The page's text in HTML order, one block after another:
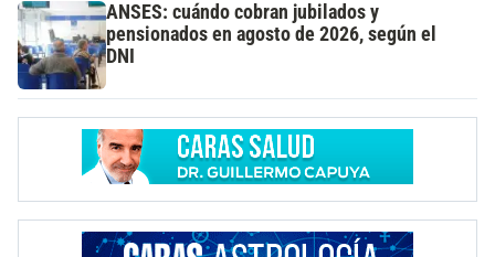
ANSES: cuándo cobran jubilados y
pensionados en agosto de 2026, según el
DNI